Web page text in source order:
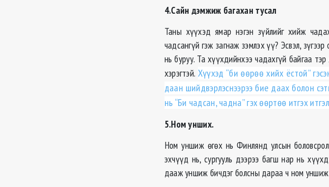
4.Сайн дэмжиж багахан тусал
Таны хүүхэд ямар нэгэн зүйлийг хийж
чадсангүй гэж загнаж зэмлэх үү? Эсвэл,
нь буруу. Та хүүхдийнхээ чадахгүй байгаа
хэрэгтэй. Хүүхэд “би өөрөө хийх ёстой”
даан шийдвэрлэснээрээ бие даах болон
нь “Би чадсан, чадна” гэх өөртөө итгэх
5.Ном унших.
Ном уншиж өгөх нь Финлянд улсын
эхчүүд нь, сургууль дээрээ багш нар нь
дааж уншиж бичдэг болсны дараа ч ном уншиж